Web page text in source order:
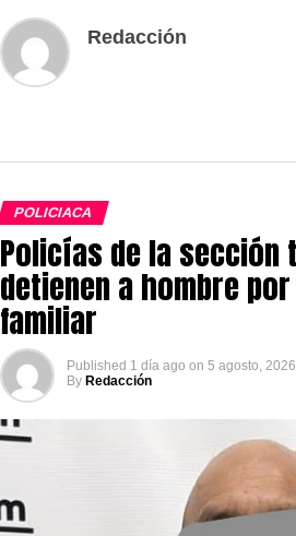
Redacción
POLICIACA
Policías de la
detienen a hombre
familiar
Published 1 día ago on 5 agosto, 2026
By Redacción